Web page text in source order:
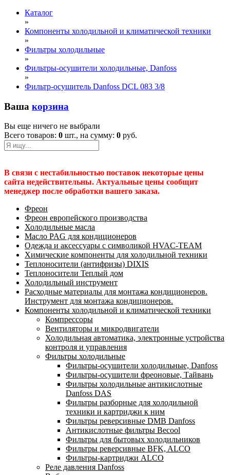
Каталог
»
Компоненты холодильной и климатической техники
»
Фильтры холодильные
»
Фильтры-осушители холодильные, Danfoss
»
Фильтр-осушитель Danfoss DCL 083 3/8
Ваша корзина
Вы еще ничего не выбрали
Всего товаров: 0 шт., на сумму: 0 руб.
В связи с нестабильностью поставок некоторые цены
сайта недействительны. Актуальные цены сообщит
менеджер после обработки вашего заказа.
Фреон
Фреон европейского производства
Холодильные масла
Масло PAG для кондиционеров
Одежда и аксессуары с символикой HVAC-TEAM
Химические компоненты для холодильной техники
Теплоносители (антифризы) DIXIS
Теплоносители Теплый дом
Холодильный инструмент
Расходные материалы для монтажа кондиционеров.
Инструмент для монтажа кондиционеров.
Компоненты холодильной и климатической техники
Компрессоры
Вентиляторы и микродвигатели
Холодильная автоматика, электронные устройства
контроля и управления
Фильтры холодильные
Фильтры-осушители холодильные, Danfoss
Фильтры-осушители фреоновые, Тайвань
Фильтры холодильные антикислотные
Danfoss DAS
Фильтры разборные для холодильной
техники и картриджи к ним
Фильтры реверсивные DMB Danfoss
Антикислотные фильтры Becool
Фильтры для бытовых холодильников
Фильтры реверсивные BFK, ALCO
Фильтры-картриджи ALCO
Реле давления Danfoss